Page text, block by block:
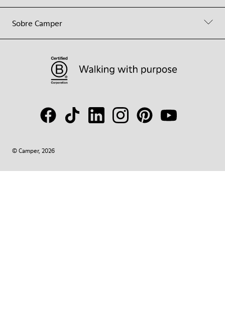
Sobre Camper
© Camper, 2026